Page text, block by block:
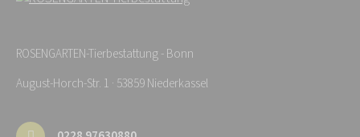
ROSENGARTEN-Tierbestattung - Bonn
August-Horch-Str. 1 · 53859 Niederkassel